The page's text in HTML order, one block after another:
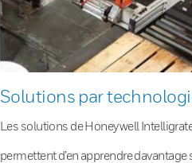
Solutions par
Les solutions de Honeywell
permettent d’en apprendre